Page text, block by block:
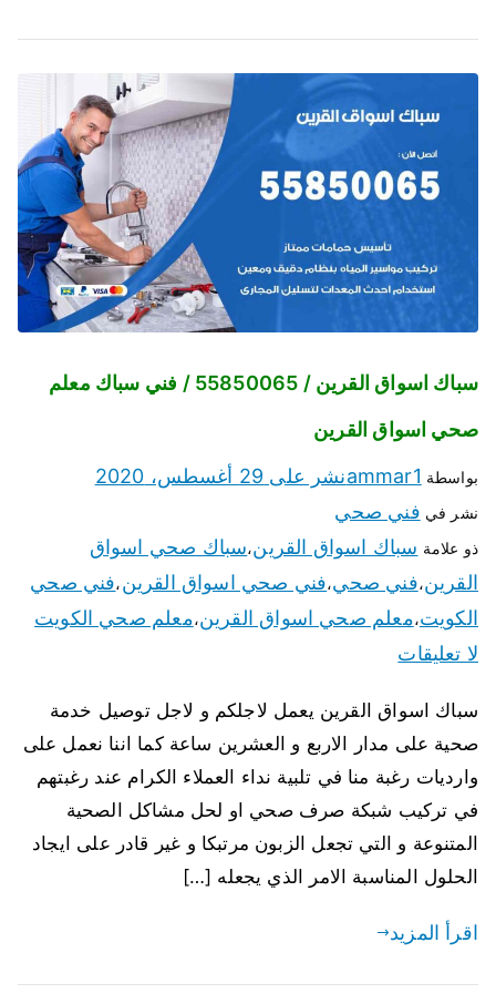
سباك اسواق القرين / 55850065 / فني سباك معلم
صحي اسواق القرين
بواسطة ammar1نشر على 29 أغسطس، 2020
نشر في فني صحي
ذو علامة سباك اسواق القرين،سباك صحي اسواق
القرين،فني صحي،فني صحي اسواق القرين،فني صحي
الكويت،معلم صحي اسواق القرين،معلم صحي الكويت
لا تعليقات
سباك اسواق القرين يعمل لاجلكم و لاجل توصيل خدمة
صحية على مدار الاربع و العشرين ساعة كما اننا نعمل على
وارديات رغبة منا في تلبية نداء العملاء الكرام عند رغبتهم
في تركيب شبكة صرف صحي او لحل مشاكل الصحية
المتنوعة و التي تجعل الزبون مرتبكا و غير قادر على ايجاد
الحلول المناسبة الامر الذي يجعله […]
اقرأ المزيد